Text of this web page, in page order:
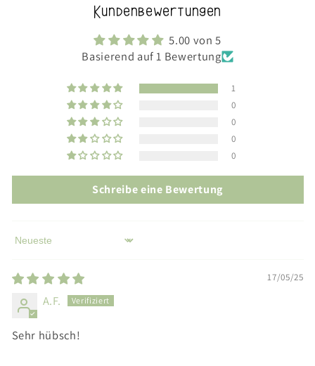
Kundenbewertungen
5.00 von 5
Basierend auf 1 Bewertung
1
0
0
0
0
Schreibe eine Bewertung
Sort by
17/05/25
A.F.
Sehr hübsch!